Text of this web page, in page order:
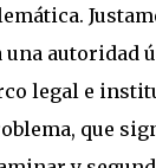
autoridad
legal e
que